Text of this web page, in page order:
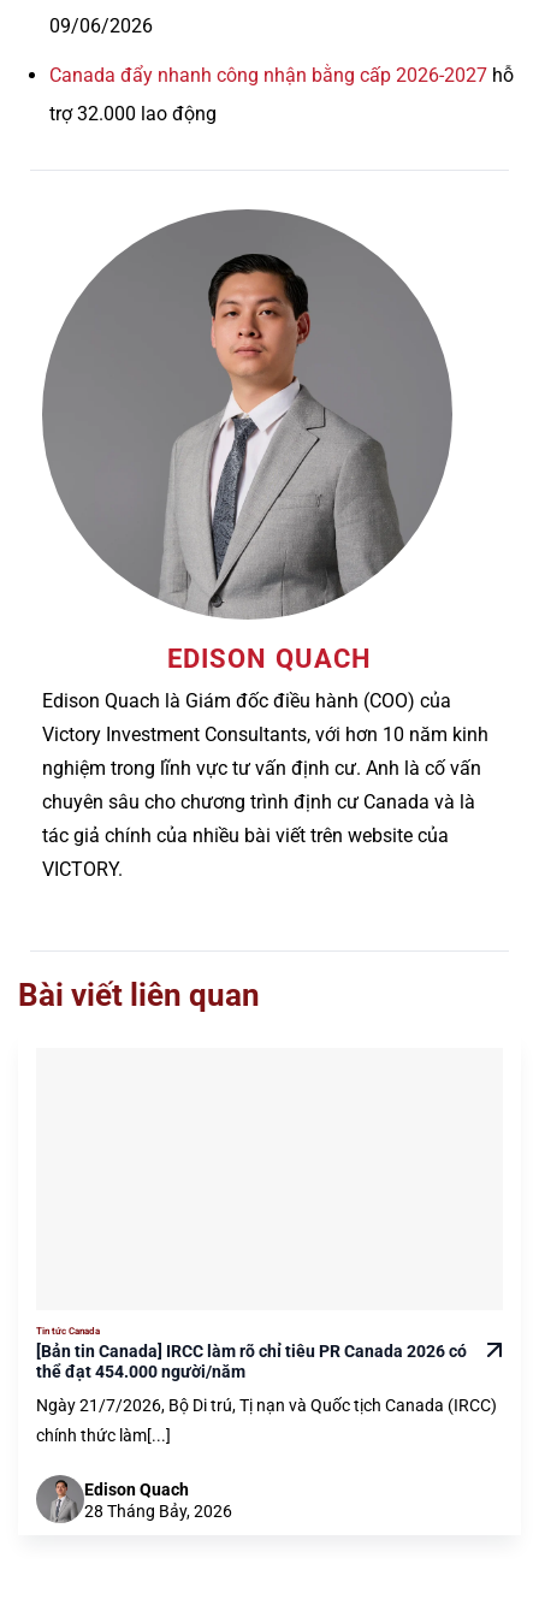
09/06/2026
Canada đẩy nhanh công nhận bằng cấp 2026-2027hỗ
trợ 32.000 lao động
EDISON QUACH
Edison Quach là Giám đốc điều hành (COO) của
Victory Investment Consultants, với hơn 10 năm kinh
nghiệm trong lĩnh vực tư vấn định cư. Anh là cố vấn
chuyên sâu cho chương trình định cư Canada và là
tác giả chính của nhiều bài viết trên website của
VICTORY.
Bài viết liên quan
Tin tức Canada
[Bản tin Canada] IRCC làm rõ chỉ tiêu PR Canada 2026 có
thể đạt 454.000 người/năm
Ngày 21/7/2026, Bộ Di trú, Tị nạn và Quốc tịch Canada (IRCC)
chính thức làm[...]
Edison Quach
28 Tháng Bảy, 2026